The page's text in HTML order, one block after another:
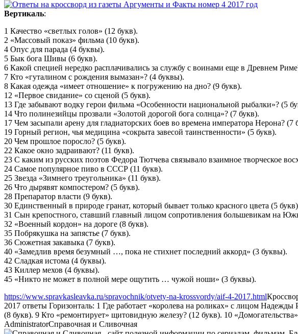
Вертикаль:
1 Качество «светлых голов» (12 букв).
2 «Массовый показ» фильма (10 букв).
4 Опус для парада (4 буквы).
5 Бык бога Шивы (6 букв).
6 Какой специей нередко расплачивались за службу с воинами еще в Древнем
7 Кто «гуталином с рождения вымазан»? (4 буквы).
8 Какая одежда «имеет отношение» к погружению на дно? (9 букв).
12 «Первое свидание» со сценой (5 букв).
13 Где забывают водку герои фильма «Особенности национальной рыбалки»? (5
14 Что полинезийцы прозвали «Золотой дорогой бога солнца»? (7 букв).
17 Чем засыпали арену для гладиаторских боев во времена императора Нерона? (7
19 Горный регион, чья медицина «сокрыта завесой таинственности» (5 букв).
20 Чем прошлое поросло? (5 букв).
22 Какое окно задраивают? (11 букв).
23 С каким из русских поэтов Федора Тютчева связывало взаимное творческое
24 Самое популярное пиво в СССР (11 букв).
25 Звезда «Зимнего треугольника» (11 букв).
26 Что дырявят компостером? (5 букв).
28 Препаратор власти (9 букв).
30 Единственный в природе гранат, который бывает только красного цвета (5
31 Сын крепостного, ставший главный лицом сопротивления большевикам на
32 «Военный кордон» на дороге (8 букв).
35 Побрякушка на запястье (7 букв).
36 Сюжетная закавыка (7 букв).
40 «Замедлив время безумный …, пока не стихнет последний аккорд» (3 буквы).
42 Сладкая истома (4 буквы).
43 Киллер мехов (4 буквы).
45 «Никто не может в полной мере ощутить … чужой ноши» (3 буквы).
https://www.spravkasleavka.ru/spravochnik/otvety-na-krossvordy/aif-4-2017.html
2017 ответы Горизонталь: 1 Где работает «королева на роликах» с лицом
(8 букв). 9 Кто «ремонтирует» щитовидную железу? (12 букв). 10
AdministratorСправочная и Сливочная